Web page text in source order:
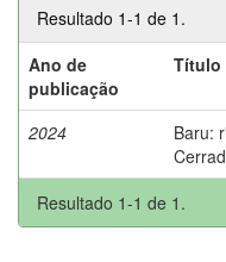
Resultado 1-1 de 1.
Ano de
publicação
Título
2024
Baru:
Resultado 1-1 de 1.